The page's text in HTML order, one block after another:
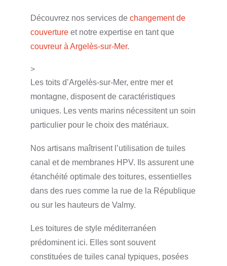
Découvrez nos services de changement de
couverture et notre expertise en tant que
couvreur à Argelès-sur-Mer.
>
Les toits d’Argelès-sur-Mer, entre mer et
montagne, disposent de caractéristiques
uniques. Les vents marins nécessitent un soin
particulier pour le choix des matériaux.
Nos artisans maîtrisent l’utilisation de tuiles
canal et de membranes HPV. Ils assurent une
étanchéité optimale des toitures, essentielles
dans des rues comme la rue de la République
ou sur les hauteurs de Valmy.
Les toitures de style méditerranéen
prédominent ici. Elles sont souvent
constituées de tuiles canal typiques, posées